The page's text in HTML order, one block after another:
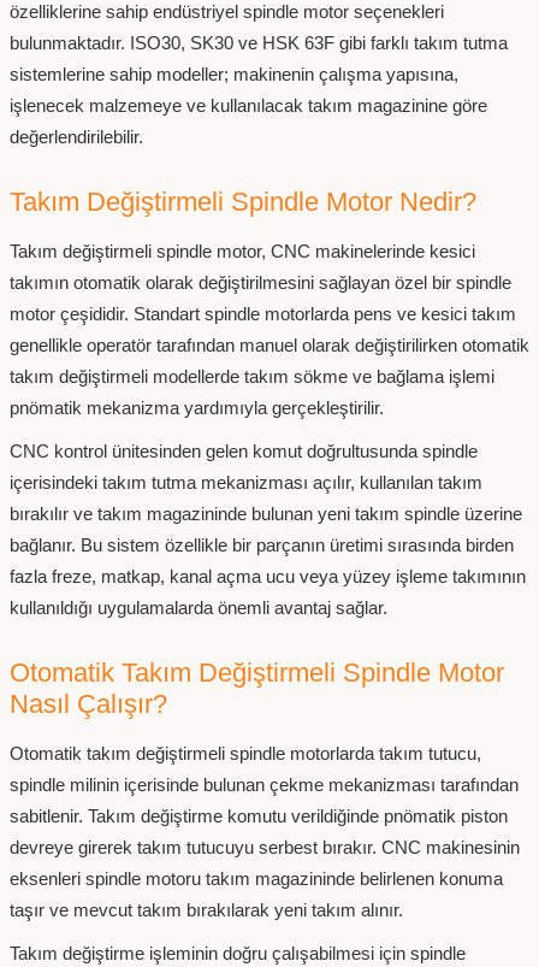
özelliklerine sahip endüstriyel spindle motor seçenekleri
bulunmaktadır. ISO30, SK30 ve HSK 63F gibi farklı takım tutma
sistemlerine sahip modeller; makinenin çalışma yapısına,
işlenecek malzemeye ve kullanılacak takım magazinine göre
değerlendirilebilir.
Takım Değiştirmeli Spindle Motor Nedir?
Takım değiştirmeli spindle motor, CNC makinelerinde kesici
takımın otomatik olarak değiştirilmesini sağlayan özel bir spindle
motor çeşididir. Standart spindle motorlarda pens ve kesici takım
genellikle operatör tarafından manuel olarak değiştirilirken otomatik
takım değiştirmeli modellerde takım sökme ve bağlama işlemi
pnömatik mekanizma yardımıyla gerçekleştirilir.
CNC kontrol ünitesinden gelen komut doğrultusunda spindle
içerisindeki takım tutma mekanizması açılır, kullanılan takım
bırakılır ve takım magazininde bulunan yeni takım spindle üzerine
bağlanır. Bu sistem özellikle bir parçanın üretimi sırasında birden
fazla freze, matkap, kanal açma ucu veya yüzey işleme takımının
kullanıldığı uygulamalarda önemli avantaj sağlar.
Otomatik Takım Değiştirmeli Spindle Motor
Nasıl Çalışır?
Otomatik takım değiştirmeli spindle motorlarda takım tutucu,
spindle milinin içerisinde bulunan çekme mekanizması tarafından
sabitlenir. Takım değiştirme komutu verildiğinde pnömatik piston
devreye girerek takım tutucuyu serbest bırakır. CNC makinesinin
eksenleri spindle motoru takım magazininde belirlenen konuma
taşır ve mevcut takım bırakılarak yeni takım alınır.
Takım değiştirme işleminin doğru çalışabilmesi için spindle